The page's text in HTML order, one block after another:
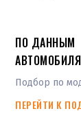
ПО ДАННЫМ
АВТОМОБИЛЯ
Подбор по
ПЕРЕЙТИ К